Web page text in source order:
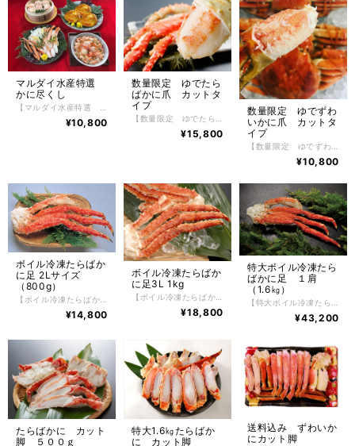
マルダイ水産特選
かに尽くし
¥10,800
数量限定 ゆでたら
ばかに爪 カットタ
イプ
¥15,800
数量限定 ゆでずわ
いかに爪 カットタ
イプ
¥10,800
ボイル冷凍たらばか
に足 2Lサイズ
（800g）
¥14,800
ボイル冷凍たらばか
に足3L 1kg
¥18,800
特大ボイル冷凍たら
ばかに足 １肩
（1.6㎏）
¥43,200
たらばかに カット
脚 ５００ｇ
特大1.6㎏たらばか
に カット脚
送料込み ずわいか
にカット脚